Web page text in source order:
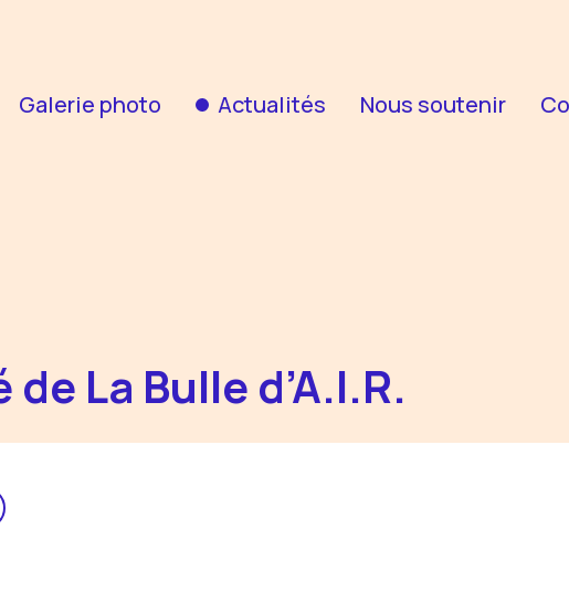
Galerie photo Actualités Nous soutenir
La Bulle d’A.I.R.